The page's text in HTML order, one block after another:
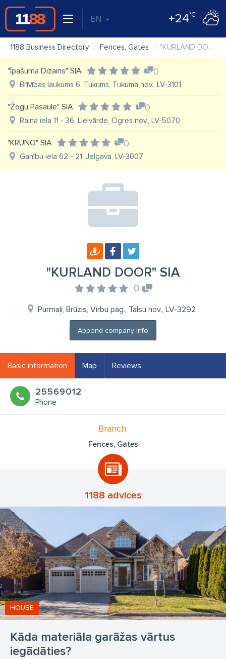
EN +24°C
1188 Business Directory Fences, Gates "KURLAND DOOR" SIA
"Īpašuma Dizains" SIA 0
Brīvības laukums 6, Tukums, Tukuma nov., LV-3101
"Žogu Pasaule" SIA 0
Raiņa iela 11 - 36, Lielvārde, Ogres nov., LV-5070
"KRUNO" SIA 0
Ganību iela 62 - 21, Jelgava, LV-3007
"KURLAND DOOR" SIA
0
Purmaļi, Brūzis, Virbu pag., Talsu nov., LV-3292
Append company info
Basic information Map Reviews
25569012
Phone
Branch:
Fences, Gates
1188 advices
Kāda materiāla garāžas vārtus
iegādāties?
HOUSE